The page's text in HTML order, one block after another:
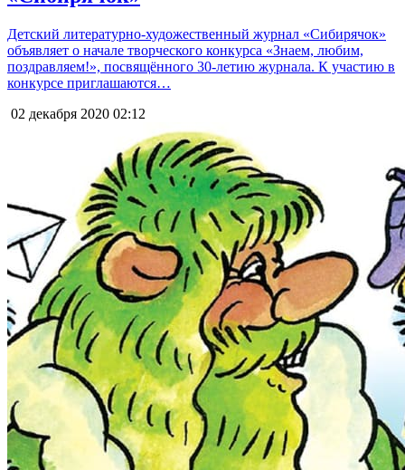
Детский литературно-художественный журнал «Сибирячок»
объявляет о начале творческого конкурса «Знаем, любим,
поздравляем!», посвящённого 30-летию журнала. К участию в
конкурсе приглашаются…
02 декабря 2020 02:12